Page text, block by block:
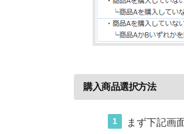
購入商品選択方法
1
まず下記画